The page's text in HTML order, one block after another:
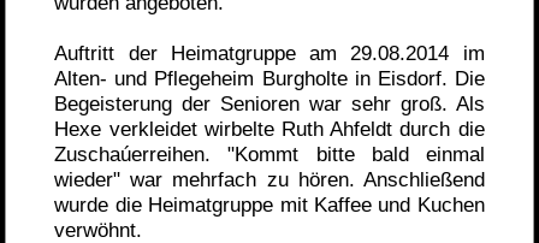
Auftritt der Heimatgruppe am 29.08.2014 im
Alten- und Pflegeheim Burgholte in Eisdorf. Die
Begeisterung der Senioren war sehr groß. Als
Hexe verkleidet wirbelte Ruth Ahfeldt durch die
Zuschaúerreihen. "Kommt bitte bald einmal
wieder" war mehrfach zu hören. Anschließend
wurde die Heimatgruppe mit Kaffee und Kuchen
verwöhnt.